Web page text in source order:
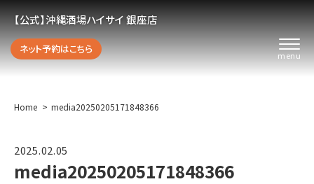
【公式】沖縄酒場ハイサイ 銀座店
ネット予約はこちら
Home media20250205171848366
2025.02.05
media20250205171848366